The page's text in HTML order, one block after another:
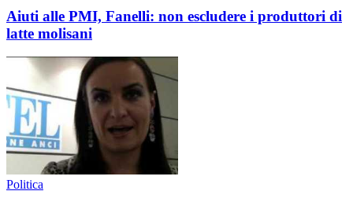
Aiuti alle PMI, Fanelli: non escludere i produttori di
latte molisani
Politica